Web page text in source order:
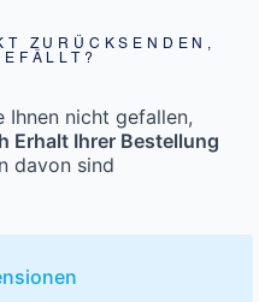
ZURÜCKSENDEN,
Ihnen nicht gefallen,
Erhalt Ihrer Bestellung
davon sind